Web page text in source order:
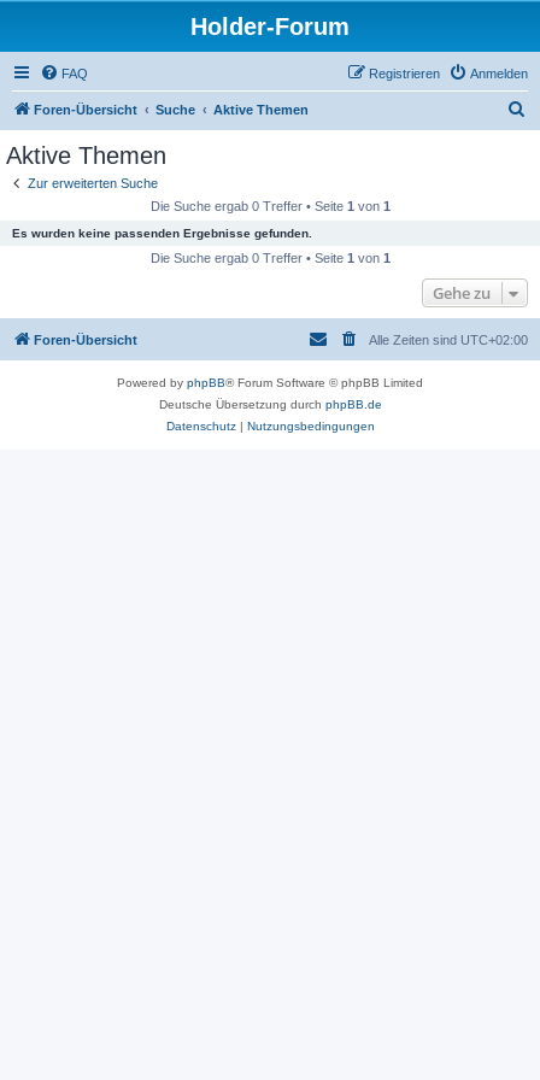
Holder-Forum
FAQ Anmelden
Registrieren
Foren-Übersicht Suche Aktive Themen
Aktive Themen
Zur erweiterten Suche
Die Suche ergab 0 Treffer • Seite 1 von 1
Es wurden keine passenden Ergebnisse gefunden.
Die Suche ergab 0 Treffer • Seite 1 von 1
Gehe zu
Foren-Übersicht Alle Zeiten sind UTC+02:00
Powered by phpBB® Forum Software © phpBB Limited
Deutsche Übersetzung durch phpBB.de
Datenschutz| Nutzungsbedingungen